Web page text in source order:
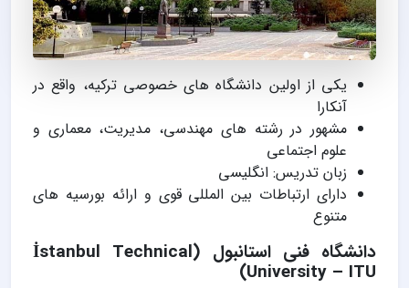
یکی از اولین دانشگاه های خصوصی ترکیه، واقع در
آنکارا
مشهور در رشته های مهندسی، مدیریت، معماری و
علوم اجتماعی
زبان تدریس: انگلیسی
دارای ارتباطات بین المللی قوی و ارائه بورسیه های
متنوع
دانشگاه فنی استانبول (İstanbul Technical
University – ITU)